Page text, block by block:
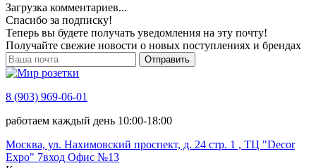
Загрузка комментариев...
Спасибо за подписку!
Теперь вы будете получать уведомления на эту почту!
Получайте свежие новости о новых поступлениях и брендах
Отправить
8 (903) 969-06-01
работаем каждый день 10:00-18:00
Москва, ул. Нахимовский проспект, д. 24 стр. 1 , ТЦ "Decor
Expo" 7вход Офис №13